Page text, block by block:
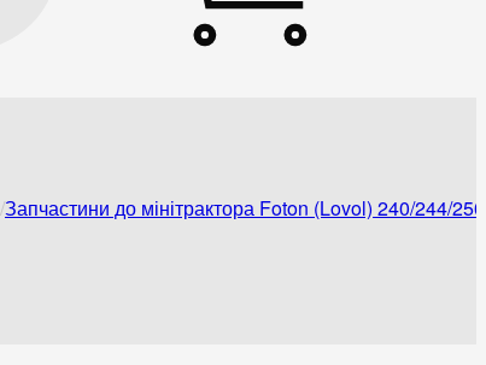
Запчастини до мінітрактора Foton (Lovol) 240/244/